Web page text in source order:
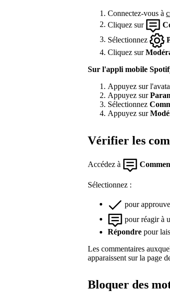
Connectez-vous à
Cliquez sur
Sélectionnez
Cliquez sur
Sur l'appli mobile
Appuyez sur
Appuyez sur
Sélectionnez
Appuyez sur
Vérifier les
Accédez à
Sélectionnez :
pour
pour réagir à
Répondre pour
Les commentaires
apparaissent sur la page
Bloquer des